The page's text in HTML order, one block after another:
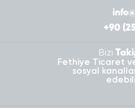
+90
Bizi
Fethiye Ticaret ve
sosyal